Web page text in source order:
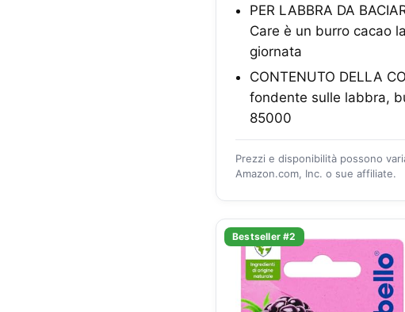
PER LABBRA DA
Care è un burro cacao
giornata
CONTENUTO DELLA
fondente sulle labbra,
85000
Prezzi e disponibilità possono
Amazon.com, Inc. o sue affiliate.
Bestseller #2